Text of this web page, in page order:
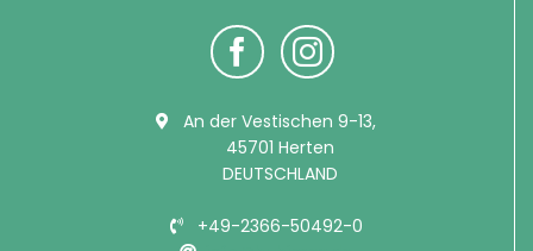
An der Vestischen 9-13,
45701 Herten
DEUTSCHLAND
+49-2366-50492-0